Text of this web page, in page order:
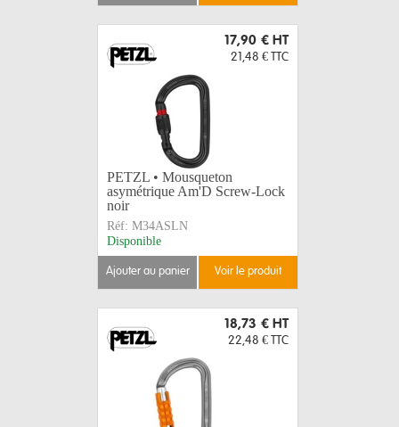
17,90 € HT
21,48 € TTC
PETZL • Mousqueton
asymétrique Am'D Screw-Lock
noir
Réf: M34ASLN
Disponible
ajouter au panier voir le produit
18,73 € HT
22,48 € TTC